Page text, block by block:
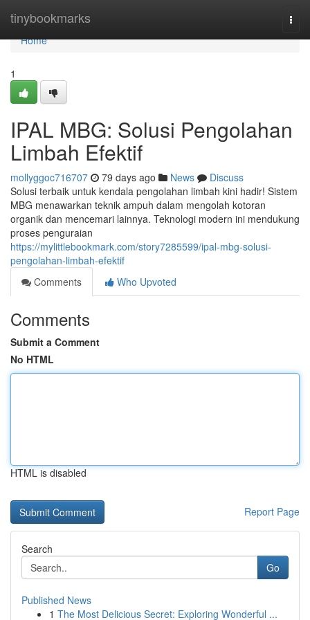
tinybookmarks
Home
Home
1
IPAL MBG: Solusi Pengolahan
Limbah Efektif
mollyggoc716707 79 days ago News
Discuss
Solusi terbaik untuk kendala pengolahan limbah kini hadir! Sistem
MBG menawarkan teknik ampuh dalam mengolah kotoran
organik dan mencemari lainnya. Teknologi modern ini mendukung
proses penguraian
https://mylittlebookmark.com/story7285599/ipal-mbg-solusi-
pengolahan-limbah-efektif
Comments
Who Upvoted
Comments
Submit a Comment
No HTML
HTML is disabled
Report Page
Search
Go
Published News
1 The Most Delicious Secret: Exploring Wonderful ...